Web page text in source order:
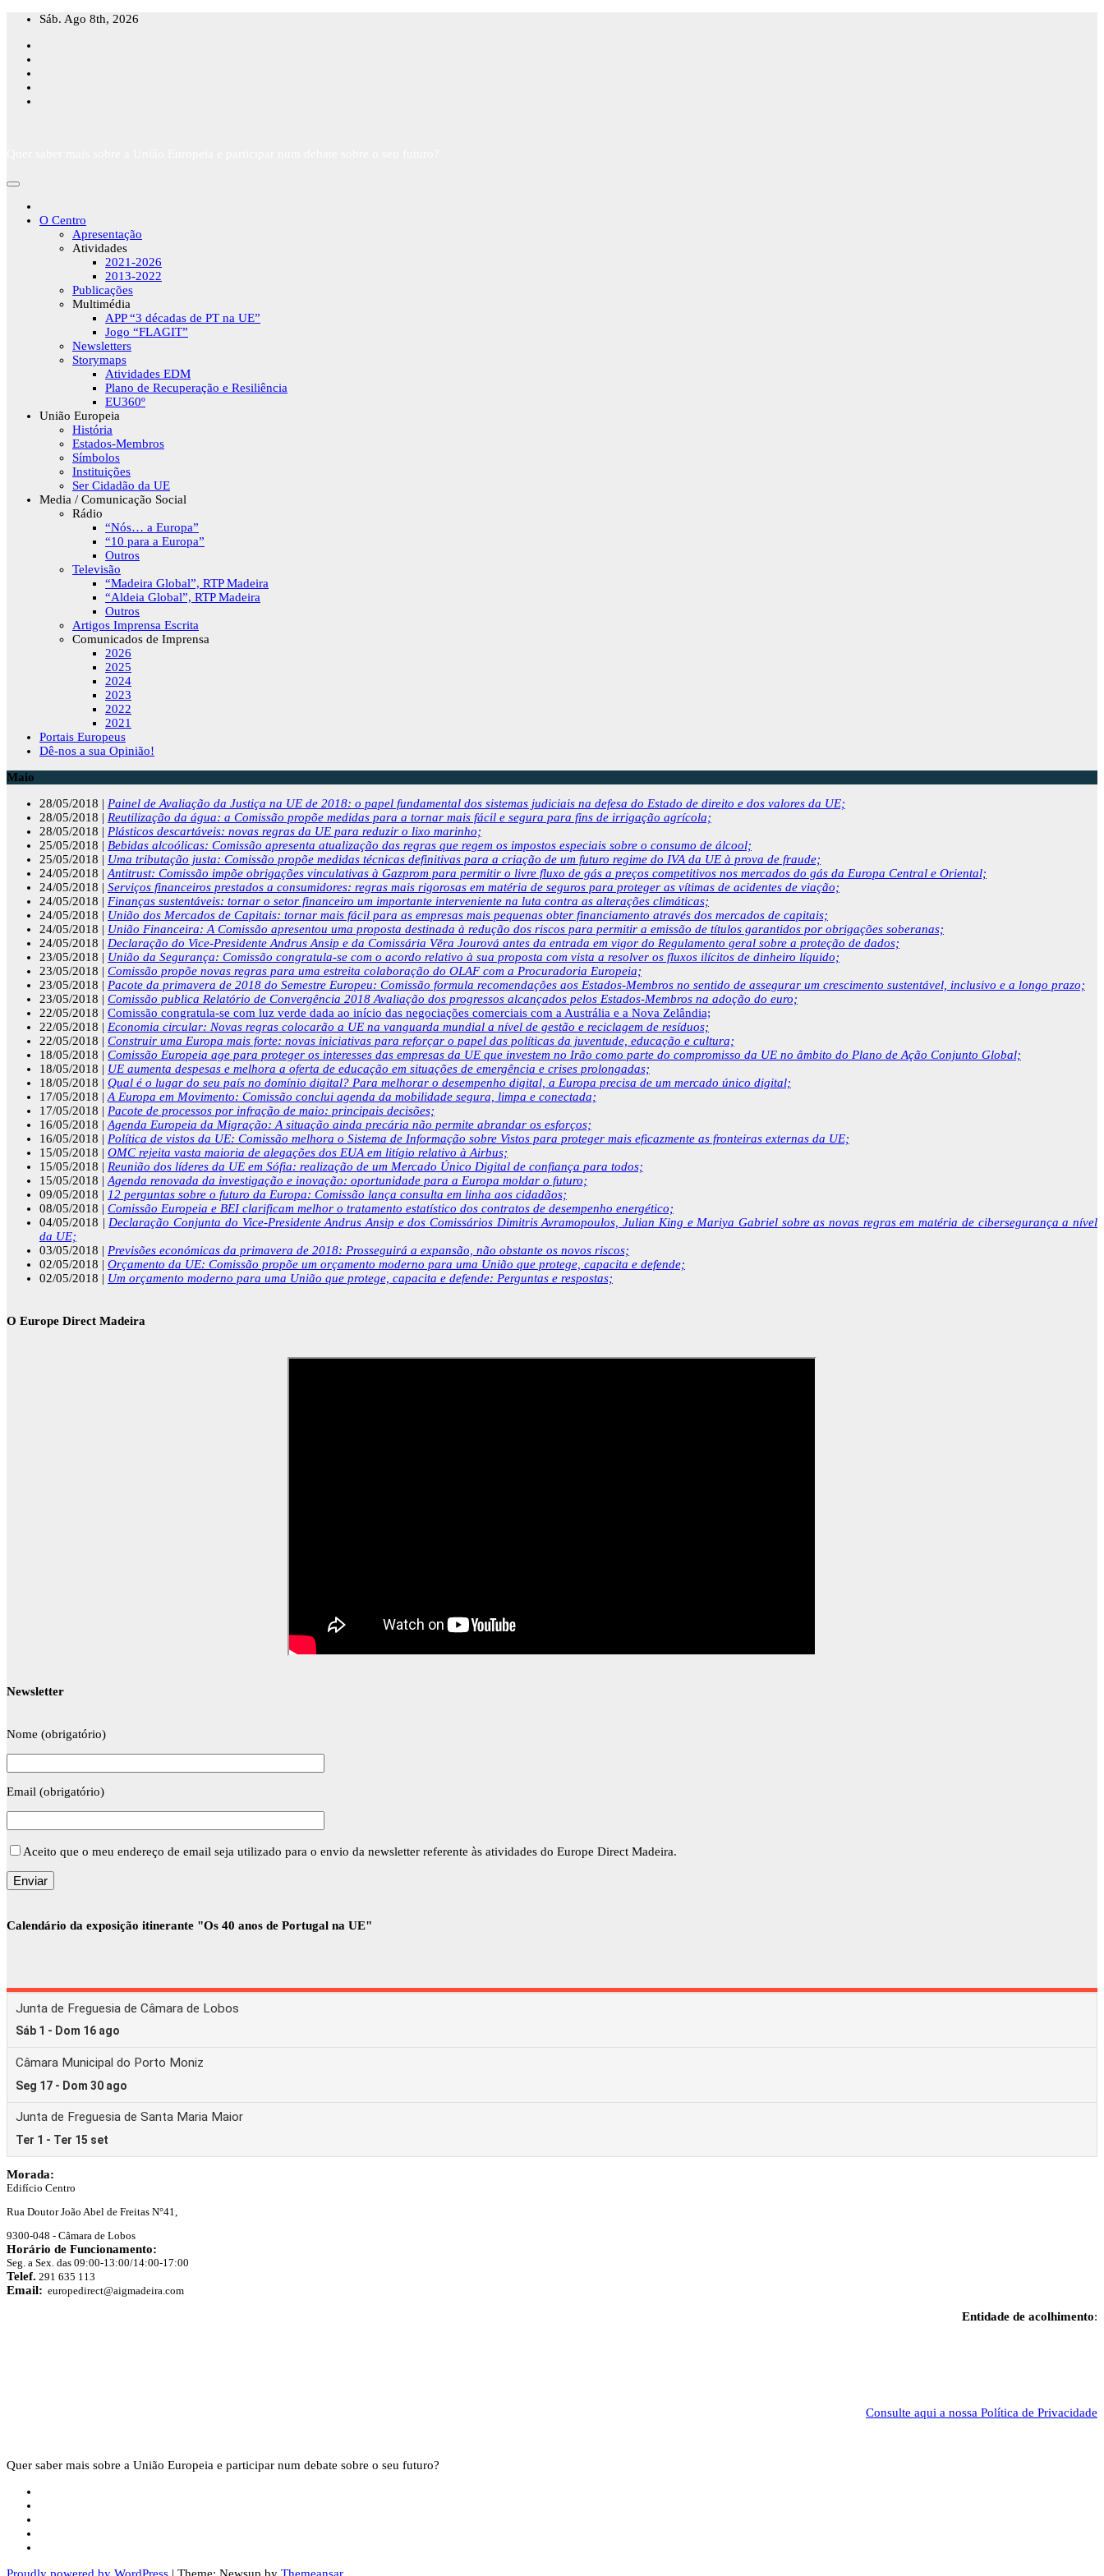
Skip
content
Sáb. Ago 8th, 2026
O Centro
Apresentação
Atividades
2021-2026
2013-2022
Publicações
Multimédia
APP “3 décadas de PT na UE”
Jogo “FLAGIT”
Newsletters
Storymaps
Atividades EDM
Plano de Recuperação e Resiliência
EU360º
União Europeia
História
Estados-Membros
Símbolos
Instituições
Ser Cidadão da UE
Media / Comunicação Social
Rádio
“Nós… a Europa”
“10 para a Europa”
Outros
Televisão
“Madeira Global”, RTP Madeira
“Aldeia Global”, RTP Madeira
Outros
Artigos Imprensa Escrita
Comunicados de Imprensa
2026
2025
2024
2023
2022
2021
Portais Europeus
Dê-nos a sua Opinião!
Maio
28/05/2018 | Painel de Avaliação da Justiça na UE de 2018: o papel fundamental dos sistemas judiciais na defesa do Estado de direito e dos valores da UE;
28/05/2018 | Reutilização da água: a Comissão propõe medidas para a tornar mais fácil e segura para fins de irrigação agrícola;
28/05/2018 | Plásticos descartáveis: novas regras da UE para reduzir o lixo marinho;
25/05/2018 | Bebidas alcoólicas: Comissão apresenta atualização das regras que regem os impostos especiais sobre o consumo de álcool;
25/05/2018 | Uma tributação justa: Comissão propõe medidas técnicas definitivas para a criação de um futuro regime do IVA da UE à prova de fraude;
24/05/2018 | Antitrust: Comissão impõe obrigações vinculativas à Gazprom para permitir o livre fluxo de gás a preços competitivos nos mercados do gás da Europa Central e Oriental;
24/05/2018 | Serviços financeiros prestados a consumidores: regras mais rigorosas em matéria de seguros para proteger as vítimas de acidentes de viação;
24/05/2018 | Finanças sustentáveis: tornar o setor financeiro um importante interveniente na luta contra as alterações climáticas;
24/05/2018 | União dos Mercados de Capitais: tornar mais fácil para as empresas mais pequenas obter financiamento através dos mercados de capitais;
24/05/2018 | União Financeira: A Comissão apresentou uma proposta destinada à redução dos riscos para permitir a emissão de títulos garantidos por obrigações soberanas;
24/05/2018 | Declaração do Vice-Presidente Andrus Ansip e da Comissária Věra Jourová antes da entrada em vigor do Regulamento geral sobre a proteção de dados;
23/05/2018 | União da Segurança: Comissão congratula-se com o acordo relativo à sua proposta com vista a resolver os fluxos ilícitos de dinheiro líquido;
23/05/2018 | Comissão propõe novas regras para uma estreita colaboração do OLAF com a Procuradoria Europeia;
23/05/2018 | Pacote da primavera de 2018 do Semestre Europeu: Comissão formula recomendações aos Estados-Membros no sentido de assegurar um crescimento sustentável, inclusivo e a longo prazo;
23/05/2018 | Comissão publica Relatório de Convergência 2018 Avaliação dos progressos alcançados pelos Estados-Membros na adoção do euro;
22/05/2018 | Comissão congratula-se com luz verde dada ao início das negociações comerciais com a Austrália e a Nova Zelândia;
22/05/2018 | Economia circular: Novas regras colocarão a UE na vanguarda mundial a nível de gestão e reciclagem de resíduos;
22/05/2018 | Construir uma Europa mais forte: novas iniciativas para reforçar o papel das políticas da juventude, educação e cultura;
18/05/2018 | Comissão Europeia age para proteger os interesses das empresas da UE que investem no Irão como parte do compromisso da UE no âmbito do Plano de Ação Conjunto Global;
18/05/2018 | UE aumenta despesas e melhora a oferta de educação em situações de emergência e crises prolongadas;
18/05/2018 | Qual é o lugar do seu país no domínio digital? Para melhorar o desempenho digital, a Europa precisa de um mercado único digital;
17/05/2018 | A Europa em Movimento: Comissão conclui agenda da mobilidade segura, limpa e conectada;
17/05/2018 | Pacote de processos por infração de maio: principais decisões;
16/05/2018 | Agenda Europeia da Migração: A situação ainda precária não permite abrandar os esforços;
16/05/2018 | Política de vistos da UE: Comissão melhora o Sistema de Informação sobre Vistos para proteger mais eficazmente as fronteiras externas da UE;
15/05/2018 | OMC rejeita vasta maioria de alegações dos EUA em litígio relativo à Airbus;
15/05/2018 | Reunião dos líderes da UE em Sófia: realização de um Mercado Único Digital de confiança para todos;
15/05/2018 | Agenda renovada da investigação e inovação: oportunidade para a Europa moldar o futuro;
09/05/2018 | 12 perguntas sobre o futuro da Europa: Comissão lança consulta em linha aos cidadãos;
08/05/2018 | Comissão Europeia e BEI clarificam melhor o tratamento estatístico dos contratos de desempenho energético;
04/05/2018 | Declaração Conjunta do Vice-Presidente Andrus Ansip e dos Comissários Dimitris Avramopoulos, Julian King e Mariya Gabriel sobre as novas regras em matéria de cibersegurança a nível
da UE;
03/05/2018 | Previsões económicas da primavera de 2018: Prosseguirá a expansão, não obstante os novos riscos;
02/05/2018 | Orçamento da UE: Comissão propõe um orçamento moderno para uma União que protege, capacita e defende;
02/05/2018 | Um orçamento moderno para uma União que protege, capacita e defende: Perguntas e respostas;
O Europe Direct Madeira
Newsletter
Nome (obrigatório)
Email (obrigatório)
Aceito que o meu endereço de email seja utilizado para o envio da newsletter referente às atividades do Europe Direct Madeira.
Calendário da exposição itinerante "Os 40 anos de Portugal na UE"
Morada:
Edifício Centro
Rua Doutor João Abel de Freitas N°41,
9300-048 - Câmara de Lobos
Horário de Funcionamento:
Seg. a Sex. das 09:00-13:00/14:00-17:00
Telef. 291 635 113
Email: europedirect@aigmadeira.com
Entidade de acolhimento:
Consulte aqui a nossa Política de Privacidade
Quer saber mais sobre a União Europeia e participar num debate sobre o seu futuro?
Proudly powered by WordPress | Theme: Newsup by Themeansar.